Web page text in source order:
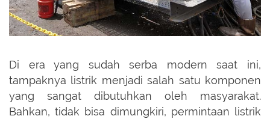
Di era yang sudah serba modern saat ini,
tampaknya listrik menjadi salah satu komponen
yang sangat dibutuhkan oleh masyarakat.
Bahkan, tidak bisa dimungkiri, permintaan listrik